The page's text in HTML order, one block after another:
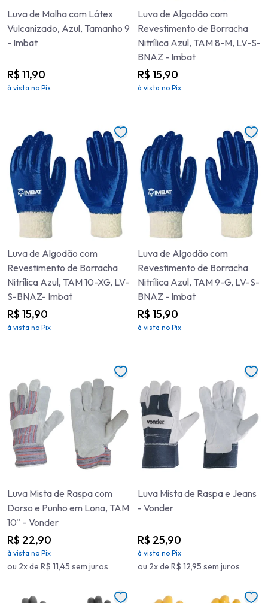
Luva de Malha com Látex
Vulcanizado, Azul, Tamanho 9
- Imbat
R$ 11,90
à vista no Pix
Luva de Algodão com
Revestimento de Borracha
Nitrílica Azul, TAM 8-M, LV-S-
BNAZ - Imbat
R$ 15,90
à vista no Pix
Luva de Algodão com
Revestimento de Borracha
Nitrílica Azul, TAM 10-XG, LV-
S-BNAZ- Imbat
R$ 15,90
à vista no Pix
Luva de Algodão com
Revestimento de Borracha
Nitrílica Azul, TAM 9-G, LV-S-
BNAZ - Imbat
R$ 15,90
à vista no Pix
Luva Mista de Raspa com
Dorso e Punho em Lona, TAM
10'' - Vonder
R$ 22,90
à vista no Pix
ou 2x de R$ 11,45 sem juros
Luva Mista de Raspa e Jeans
- Vonder
R$ 25,90
à vista no Pix
ou 2x de R$ 12,95 sem juros